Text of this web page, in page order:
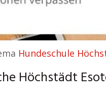
Hundeschule
Höchstädt